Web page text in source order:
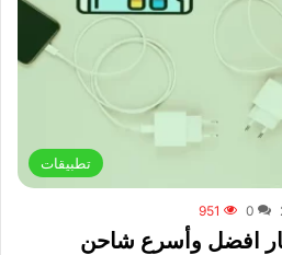
تطبيقات
0
951
افضل وأسرع شاحن